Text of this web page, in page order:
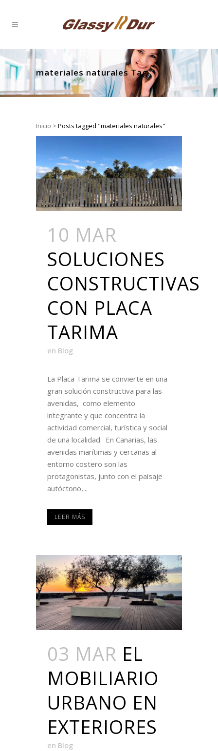
materiales naturales Tag
Inicio > Posts tagged "materiales naturales"
10 MAR
SOLUCIONES
CONSTRUCTIVAS
CON PLACA
TARIMA
en Blog
La Placa Tarima se convierte en una
gran solución constructiva para las
avenidas, como elemento
integrante y que concentra la
actividad comercial, turística y social
de una localidad. En Canarias, las
avenidas marítimas y cercanas al
entorno costero son las
protagonistas, junto con el paisaje
autóctono,...
LEER MÁS
03 MAR EL
MOBILIARIO
URBANO EN
EXTERIORES
en Blog